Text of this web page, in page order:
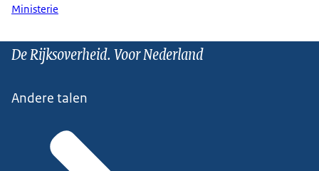
Ministerie
De Rijksoverheid. Voor Nederland
Andere talen